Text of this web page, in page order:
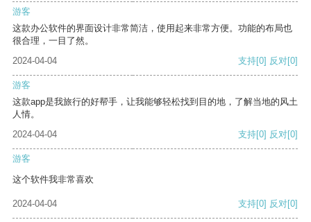
游客
这款办公软件的界面设计非常简洁，使用起来非常方便。功能的布局也
很合理，一目了然。
2024-04-04
支持[0] 反对[0]
游客
这款app是我旅行的好帮手，让我能够轻松找到目的地，了解当地的风土
人情。
2024-04-04
支持[0] 反对[0]
游客
这个软件我非常喜欢
2024-04-04 支持[0] 反对[0]